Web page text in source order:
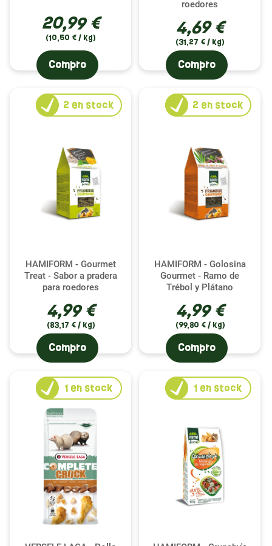
20,99 €
(10,50 € / kg)
Compro
roedores
4,69 €
(31,27 € / kg)
Compro
HAMIFORM - Gourmet
Treat - Sabor a pradera
para roedores
4,99 €
(83,17 € / kg)
2 en stock
Compro
HAMIFORM - Golosina
Gourmet - Ramo de
Trébol y Plátano
4,99 €
(99,80 € / kg)
2 en stock
Compro
1en stock 1en stock